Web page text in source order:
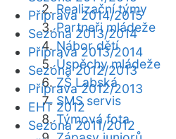
Realizační týmy
Partneři mládeže
Nábor dětí
Úspěchy mládeže
ZŠ Labská
SMS servis
Týmová fota
Příprava 2014/2015
Sezóna 2013/2014
Příprava 2013/2014
Sezóna 2012/2013
Příprava 2012/2013
EHT 2012
Sezóna 2011/2012